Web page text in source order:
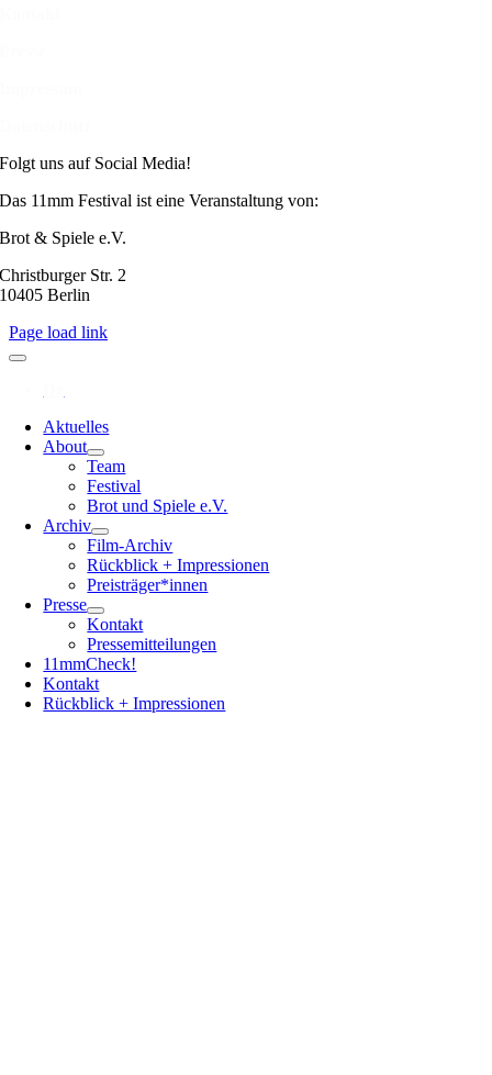
Folgt uns auf Social Media!
Das 11mm Festival ist eine Veranstaltung von:
Brot & Spiele e.V.
Christburger Str. 2
10405 Berlin
Page load link
Aktuelles
About
Team
Festival
Brot und Spiele e.V.
Archiv
Film-Archiv
Rückblick + Impressionen
Preisträger*innen
Presse
Kontakt
Pressemitteilungen
11mmCheck!
Kontakt
Rückblick + Impressionen